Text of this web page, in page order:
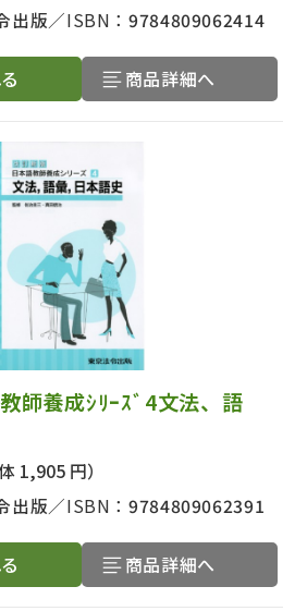
出版 ISBN：9784809062414
商品詳細へ
師養成ｼﾘｰｽﾞ4文法、語
1,905 円）
出版 ISBN：9784809062391
商品詳細へ